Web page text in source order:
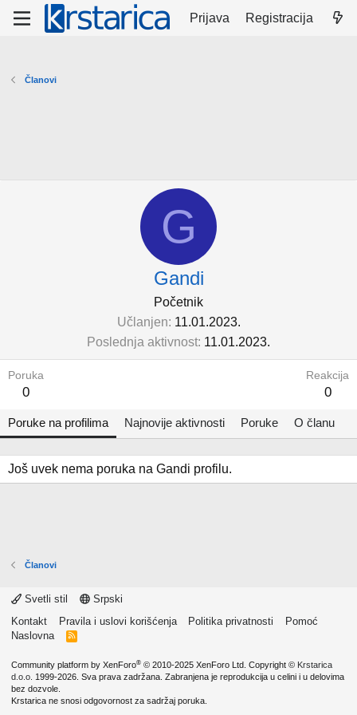
Prijava Registracija
Članovi
G
Gandi
Početnik
Učlanjen 11.01.2023.
Poslednja aktivnost 11.01.2023.
Poruka
0
Reakcija
0
Poruke na profilima Najnovije aktivnosti Poruke O članu
Još uvek nema poruka na Gandi profilu.
Članovi
Svetli stil
Srpski
Kontakt
Pravila i uslovi korišćenja Politika privatnosti
Pomoć
Naslovna
R
Community platform by XenForo® © 2010-2025 XenForo Ltd. Copyright © Krstarica
d.o.o. 1999-2026. Sva prava zadržana. Zabranjena je reprodukcija u celini i u delovima
bez dozvole.
Krstarica ne snosi odgovornost za sadržaj poruka.